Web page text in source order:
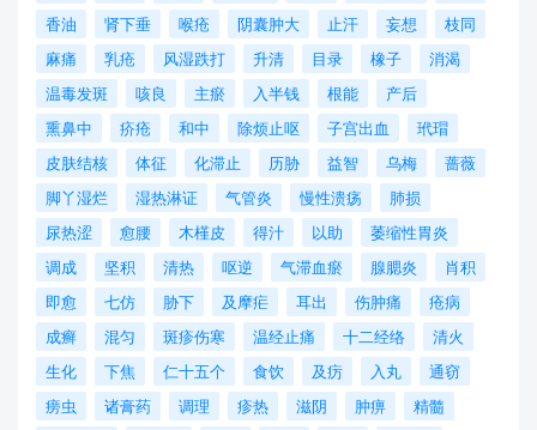
香油
肾下垂 喉疮 阴囊肿大 止汗 妄想
枝同
麻痛
乳疮 风湿跌打 升清 目录 橡子
消渴
温毒发斑
咳良 主瘀 入半钱 根能
产后
熏鼻中
疥疮 和中 除烦止呕 子宫出血
玳瑁
皮肤结核
体征 化滞止 历胁 益智 乌梅
蔷薇
脚丫湿烂
湿热淋证 气管炎 慢性溃疡
肺损
尿热涩
愈腰 木槿皮 得汁 以助
萎缩性胃炎
调成
坚积 清热 呕逆 气滞血瘀 腺腮炎
肖积
即愈
七仿 胁下 及摩疟 耳出 伤肿痛
疮病
成癣
混匀 斑疹伤寒 温经止痛 十二经络
清火
生化
下焦 仁十五个 食饮 及疠 入丸
通窃
痨虫
诸膏药 调理 疹热 滋阴 肿痹
精髓